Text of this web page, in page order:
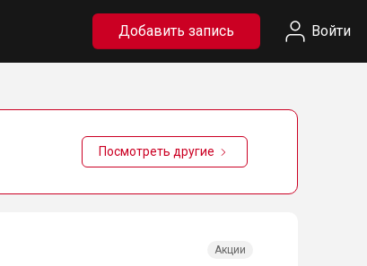
Добавить запись Войти
Посмотреть другие
Акции